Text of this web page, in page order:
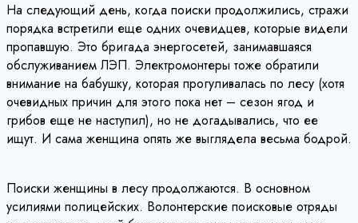
На следующий день, когда поиски продолжились, стражи
порядка встретили еще одних очевидцев, которые видели
пропавшую. Это бригада энергосетей, занимавшаяся
обслуживанием ЛЭП. Электромонтеры тоже обратили
внимание на бабушку, которая прогуливалась по лесу (хотя
очевидных причин для этого пока нет – сезон ягод и
грибов еще не наступил), но не догадывались, что ее
ищут. И сама женщина опять же выглядела весьма бодрой.
Поиски женщины в лесу продолжаются. В основном
усилиями полицейских. Волонтерские поисковые отряды